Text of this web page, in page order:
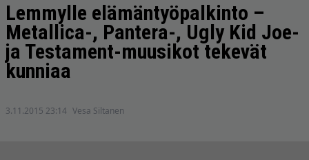
Lemmylle elämäntyöpalkinto –
Metallica-, Pantera-, Ugly Kid Joe-
ja Testament-muusikot tekevät
kunniaa
3.11.2015 23:14 Vesa Siltanen